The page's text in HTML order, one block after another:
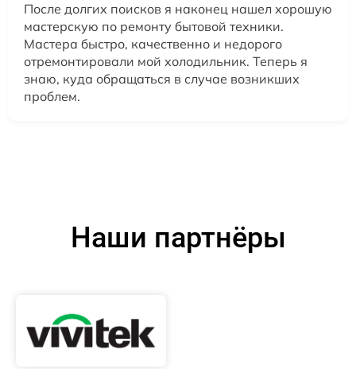
После долгих поисков я наконец нашел хорошую
мастерскую по ремонту бытовой техники.
Мастера быстро, качественно и недорого
отремонтировали мой холодильник. Теперь я
знаю, куда обращаться в случае возникших
проблем.
Наши партнёры